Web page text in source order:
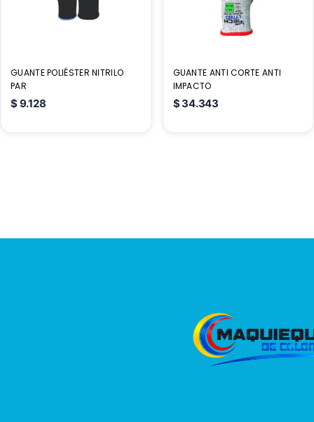
GUANTE POLIÉSTER NITRILO
PAR
$9.128
GUANTE ANTI CORTE ANTI
IMPACTO
$34.343